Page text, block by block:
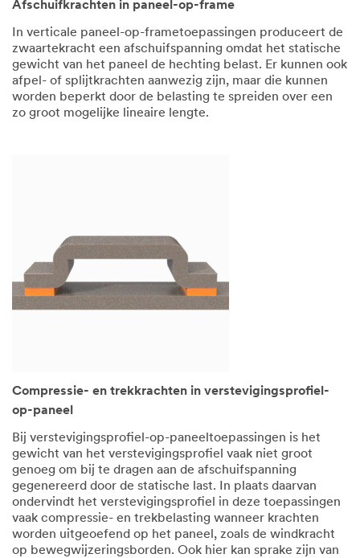
Afschuifkrachten in paneel-op-frame
In verticale paneel-op-frametoepassingen produceert de
zwaartekracht een afschuifspanning omdat het statische
gewicht van het paneel de hechting belast. Er kunnen ook
afpel- of splijtkrachten aanwezig zijn, maar die kunnen
worden beperkt door de belasting te spreiden over een
zo groot mogelijke lineaire lengte.
Compressie- en trekkrachten in verstevigingsprofiel-
op-paneel
Bij verstevigingsprofiel-op-paneeltoepassingen is het
gewicht van het verstevigingsprofiel vaak niet groot
genoeg om bij te dragen aan de afschuifspanning
gegenereerd door de statische last. In plaats daarvan
ondervindt het verstevigingsprofiel in deze toepassingen
vaak compressie- en trekbelasting wanneer krachten
worden uitgeoefend op het paneel, zoals de windkracht
op bewegwijzeringsborden. Ook hier kan sprake zijn van